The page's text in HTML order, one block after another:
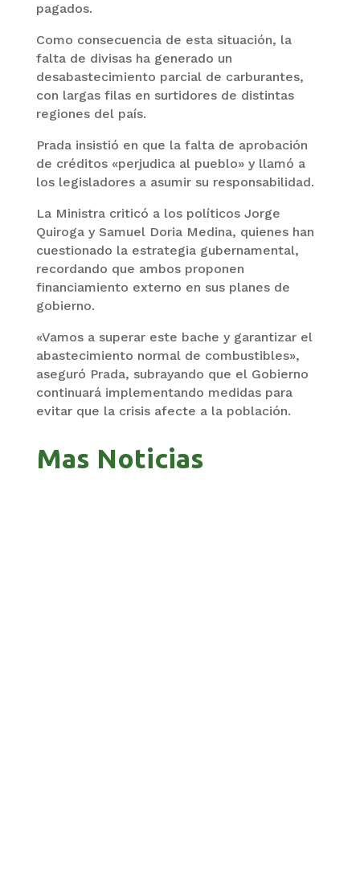
pagados.
Como consecuencia de esta situación, la
falta de divisas ha generado un
desabastecimiento parcial de carburantes,
con largas filas en surtidores de distintas
regiones del país.
Prada insistió en que la falta de aprobación
de créditos «perjudica al pueblo» y llamó a
los legisladores a asumir su responsabilidad.
La Ministra criticó a los políticos Jorge
Quiroga y Samuel Doria Medina, quienes han
cuestionado la estrategia gubernamental,
recordando que ambos proponen
financiamiento externo en sus planes de
gobierno.
«Vamos a superar este bache y garantizar el
abastecimiento normal de combustibles»,
aseguró Prada, subrayando que el Gobierno
continuará implementando medidas para
evitar que la crisis afecte a la población.
Mas Noticias